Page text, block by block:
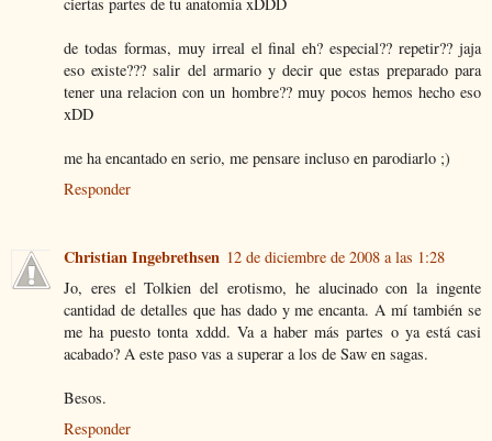
de todas formas, muy irreal el final eh? especial?? repetir?? jaja
eso existe??? salir del armario y decir que estas preparado para
tener una relacion con un hombre?? muy pocos hemos hecho eso
xDD
me ha encantado en serio, me pensare incluso en parodiarlo ;)
Responder
Christian Ingebrethsen 12 de diciembre de 2008 a las 1:28
Jo, eres el Tolkien del erotismo, he alucinado con la ingente
cantidad de detalles que has dado y me encanta. A mí también se
me ha puesto tonta xddd. Va a haber más partes o ya está casi
acabado? A este paso vas a superar a los de Saw en sagas.
Besos.
Responder